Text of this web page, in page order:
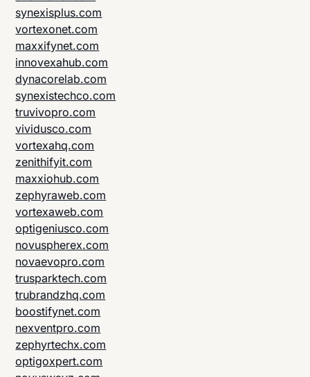
synexisplus.com
vortexonet.com
maxxifynet.com
innovexahub.com
dynacorelab.com
synexistechco.com
truvivopro.com
vividusco.com
vortexahq.com
zenithifyit.com
maxxiohub.com
zephyraweb.com
vortexaweb.com
optigeniusco.com
novuspherex.com
novaevopro.com
trusparktech.com
trubrandzhq.com
boostifynet.com
nexventpro.com
zephyrtechx.com
optigoxpert.com